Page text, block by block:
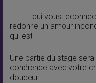
– qui vous
redonne un amour
qui est
Une partie du stage
cohérence avec votre
douceur.